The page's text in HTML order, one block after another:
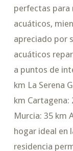
perfectas para
acuáticos,
apreciado por
acuáticos
a puntos de
km La Serena
km
Murcia: 35 km
hogar ideal en
residencia